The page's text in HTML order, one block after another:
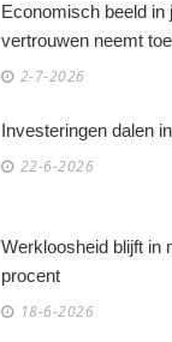
Economisch beeld in
vertrouwen neemt
2-7-2026
Investeringen dalen
22-6-2026
Werkloosheid blijft in
procent
18-6-2026